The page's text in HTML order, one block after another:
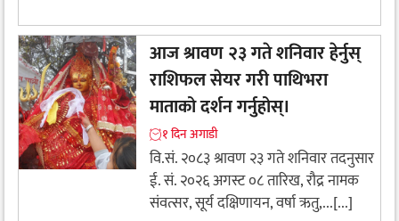
आज श्रावण २३ गते शनिवार हेर्नुस्
राशिफल सेयर गरी पाथिभरा
माताको दर्शन गर्नुहोस्।
१ दिन अगाडी
वि.सं. २०८३ श्रावण २३ गते शनिवार तदनुसार
ई. सं. २०२६ अगस्ट ०८ तारिख, रौद्र नामक
संवत्सर, सूर्य दक्षिणायन, वर्षा ऋतु,...[...]